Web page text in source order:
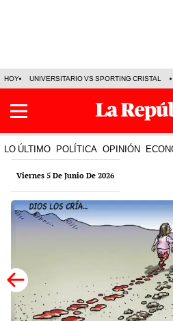
HOY UNIVERSITARIO VS SPORTING CRISTAL
LO ÚLTIMO POLÍTICA OPINIÓN
Viernes 5 De Junio De 2026